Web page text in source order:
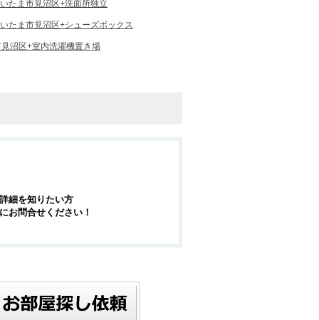
たま市見沼区+洗面所独立
たま市見沼区+シューズボックス
沼区+室内洗濯機置き場
細を知りたい方
お問合せください！